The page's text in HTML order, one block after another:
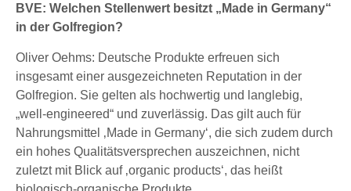
BVE: Welchen Stellenwert besitzt „Made in Germany“
in der Golfregion?
Oliver Oehms: Deutsche Produkte erfreuen sich
insgesamt einer ausgezeichneten Reputation in der
Golfregion. Sie gelten als hochwertig und langlebig,
„well-engineered“ und zuverlässig. Das gilt auch für
Nahrungsmittel ‚Made in Germany‘, die sich zudem durch
ein hohes Qualitätsversprechen auszeichnen, nicht
zuletzt mit Blick auf ‚organic products‘, das heißt